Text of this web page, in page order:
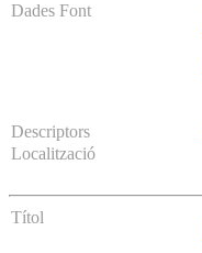
Dades Font
Descriptors
Localització
Títol